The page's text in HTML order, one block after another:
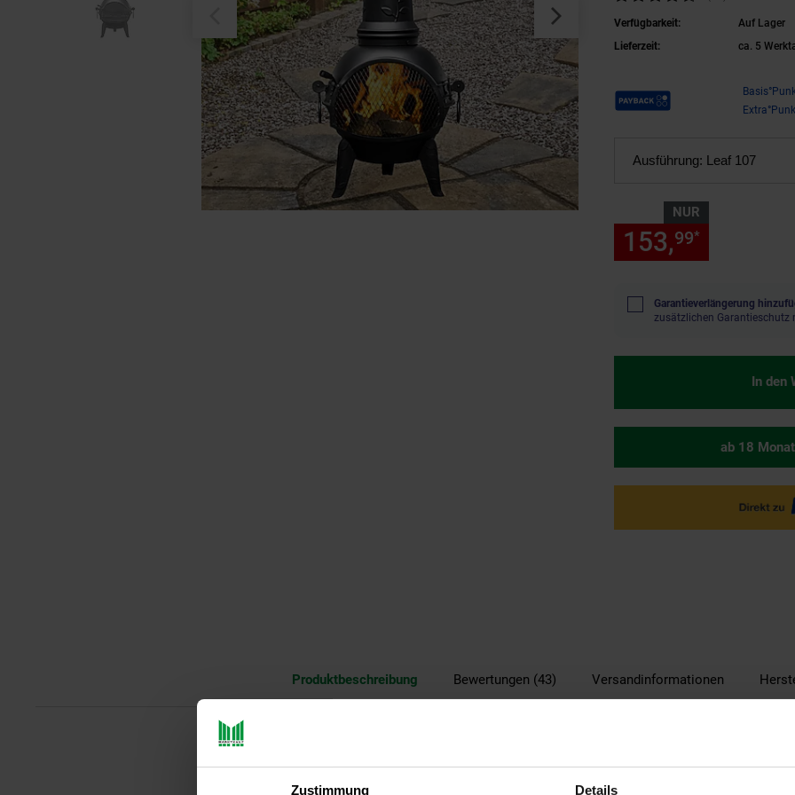
Zustimmung Details
Verfügbarkeit:
Auf Lager
Lieferzeit:
ca. 5
Payback Punkte
Ausführung: Leaf 107
NUR
153,99*
Garantieverlängerung
zusätzlichen Garantieschutz
In den
ab 18
Produktbeschreibung Bewertungen (43) Versandinformationen